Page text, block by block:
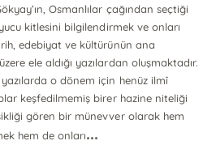
Osmanlılar çağından seçtiği
kitlesini bilgilendirmek ve onları
edebiyat ve kültürünün ana
ele aldığı yazılardan oluşmaktadır.
o dönem için henüz ilmî
keşfedilmemiş birer hazine niteliği
gören bir münevver olarak hem
hem de onları...